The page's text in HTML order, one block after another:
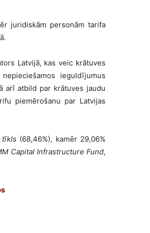
juridiskām personām tarifa
Latvijā, kas veic krātuves
ieguldījumus
arī atbild par krātuves jaudu
piemērošanu par Latvijas
tīkls (68,46%), kamēr 29,06%
Capital Infrastructure Fund,